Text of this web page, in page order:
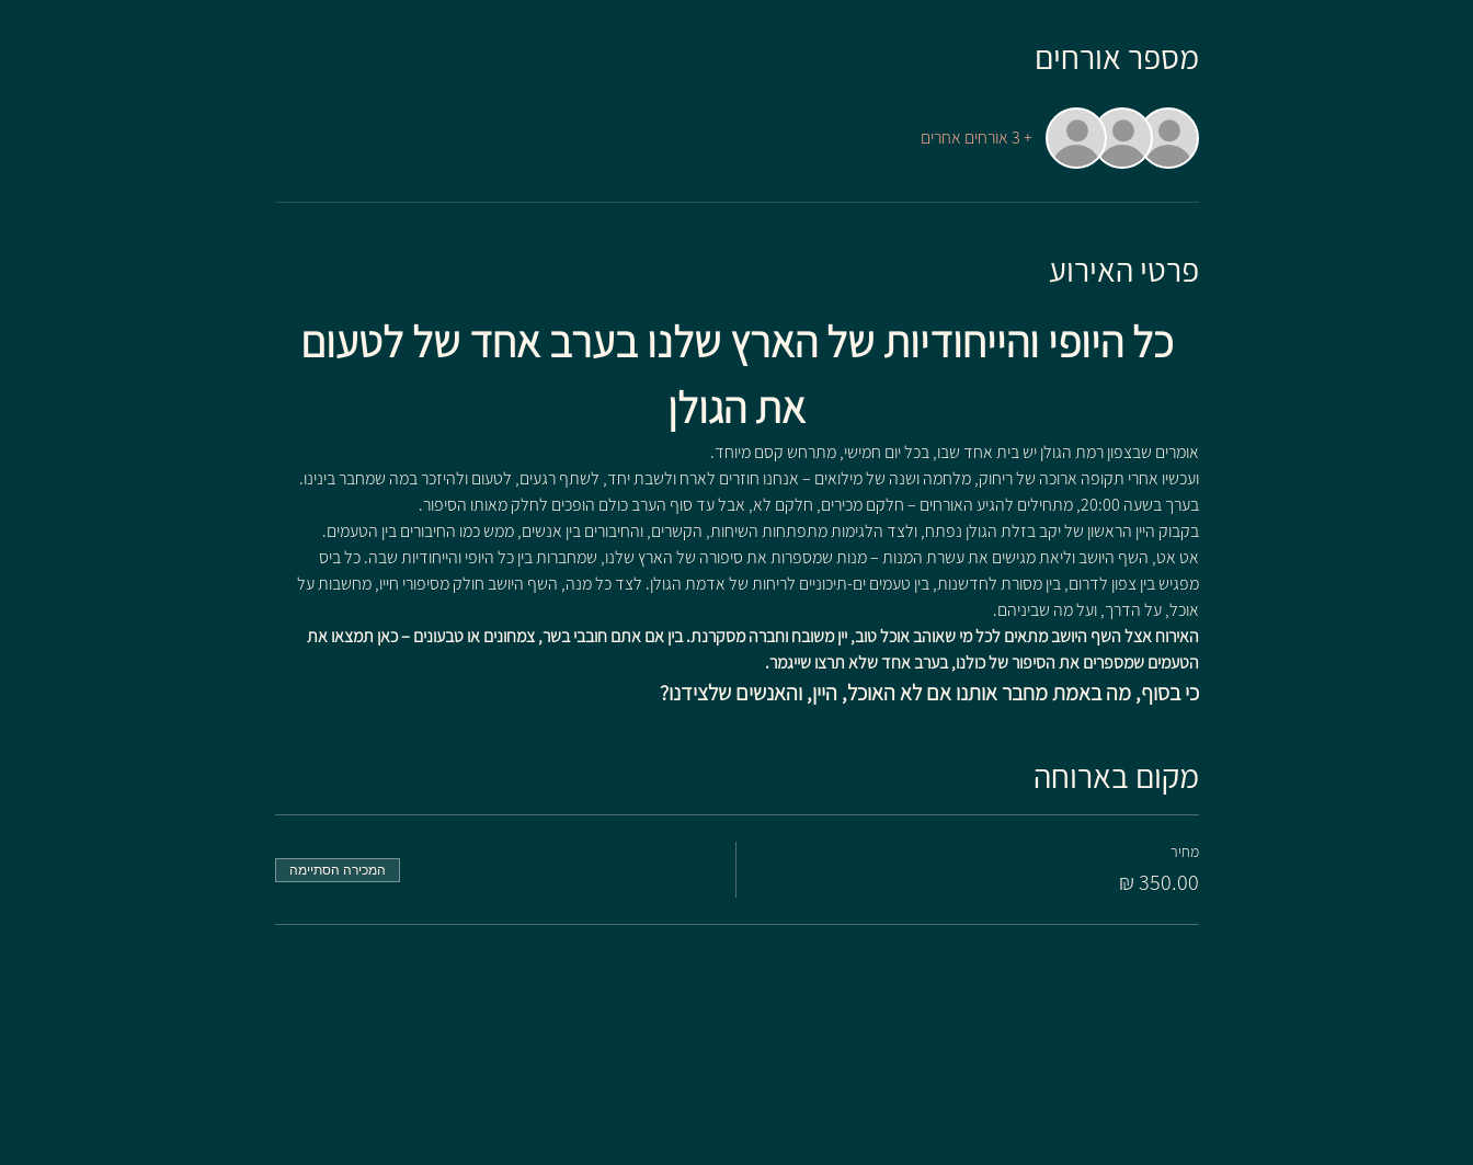
מספר אורחים
+ 3 אורחים אחרים
פרטי האירוע
כל היופי והייחודיות של הארץ שלנו בערב אחד של לטעום
את הגולן
אומרים שבצפון רמת הגולן יש בית אחד שבו, בכל יום חמישי, מתרחש קסם מיוחד.
ועכשיו אחרי תקופה ארוכה של ריחוק, מלחמה ושנה של מילואים – אנחנו חוזרים לארח ולשבת יחד, לשתף רגעים, לטעום ולהיזכר במה שמחבר בינינו.
בערך בשעה 20:00, מתחילים להגיע האורחים – חלקם מכירים, חלקם לא, אבל עד סוף הערב כולם הופכים לחלק מאותו הסיפור.
בקבוק היין הראשון של יקב בזלת הגולן נפתח, ולצד הלגימות מתפתחות השיחות, הקשרים, והחיבורים בין אנשים, ממש כמו החיבורים בין הטעמים.
אט אט, השף היושב וליאת מגישים את עשרת המנות – מנות שמספרות את סיפורה של הארץ שלנו, שמחברות בין כל היופי והייחודיות שבה. כל ביס
מפגיש בין צפון לדרום, בין מסורת לחדשנות, בין טעמים ים-תיכוניים לריחות של אדמת הגולן. לצד כל מנה, השף היושב חולק מסיפורי חייו, מחשבות על
אוכל, על הדרך, ועל מה שביניהם.
האירוח אצל השף היושב מתאים לכל מי שאוהב אוכל טוב, יין משובח וחברה מסקרנת. בין אם אתם חובבי בשר, צמחונים או טבעונים – כאן תמצאו את
הטעמים שמספרים את הסיפור של כולנו, בערב אחד שלא תרצו שייגמר.
כי בסוף, מה באמת מחבר אותנו אם לא האוכל, היין, והאנשים שלצידנו?
מקום בארוחה
מחיר
המכירה הסתיימה